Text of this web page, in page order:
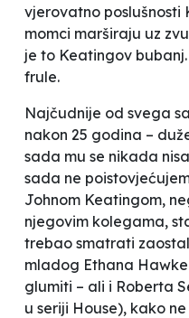
vjerovatno poslušnosti
momci marširaju uz
je to Keatingov
frule.
Najčudnije od svega
nakon 25 godina –
sada mu se nikada
sada ne
Johnom Keatingom,
njegovim kolegama,
trebao smatrati
mladog Ethana
glumiti – ali i Roberta
u seriji House), kako